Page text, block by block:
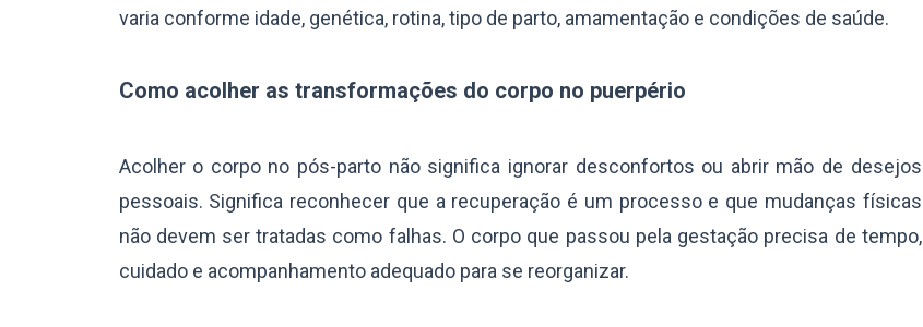
varia conforme idade, genética, rotina, tipo de parto, amamentação e condições de saúde.
Como acolher as transformações do corpo no puerpério
Acolher o corpo no pós-parto não significa ignorar desconfortos ou abrir mão de desejos
pessoais. Significa reconhecer que a recuperação é um processo e que mudanças físicas
não devem ser tratadas como falhas. O corpo que passou pela gestação precisa de tempo,
cuidado e acompanhamento adequado para se reorganizar.